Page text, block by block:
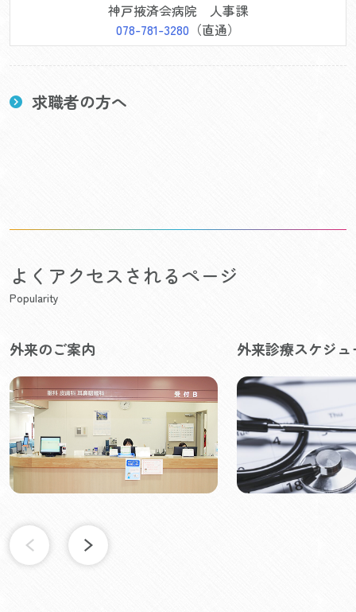
求職者の方へ
神戸掖済会病院 人事課
078-781-3280 （直通）
よくアクセスされるページ
Popularity
外来のご案内 外来診療スケジュ